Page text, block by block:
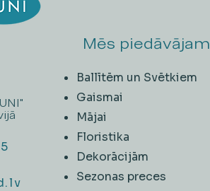
Mēs piedāvājam
Ballītēm un Svētkiem
Gaismai
Mājai
Floristika
Dekorācijām
Sezonas preces